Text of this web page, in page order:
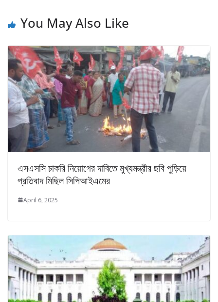
You May Also Like
এসএসসি চাকরি নিয়োগের দাবিতে মুখ্যমন্ত্রীর ছবি পুড়িয়ে
প্রতিবাদ মিছিল সিপিআইএমের
April 6, 2025